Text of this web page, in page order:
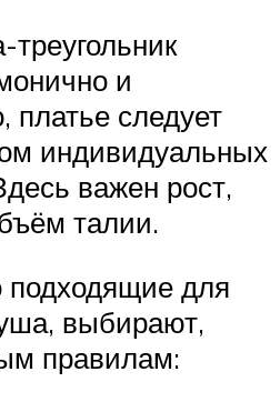
и
платье следует
индивидуальных
важен рост,
талии.
для
выбирают,
правилам: